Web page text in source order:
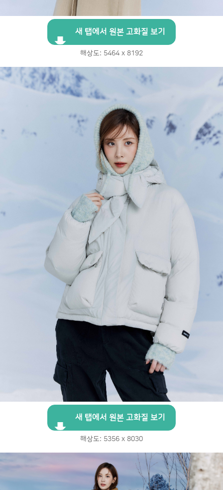
새 탭에서 원본 고화질 보기
해상도: 5464 x 8192
새 탭에서 원본 고화질 보기
해상도: 5356 x 8030